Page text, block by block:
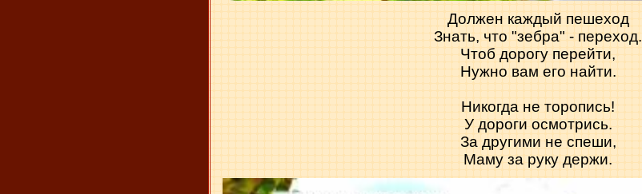
Должен каждый пешеход
Знать, что "зебра" - переход.
Чтоб дорогу перейти,
Нужно вам его найти.
Никогда не торопись!
У дороги осмотрись.
За другими не спеши,
Маму за руку держи.